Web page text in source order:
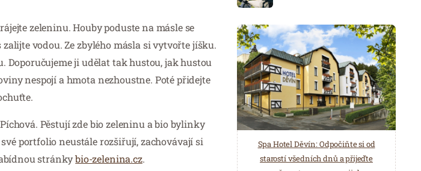
zeleninu. Houby poduste na másle se
vodou. Ze zbylého másla si vytvořte jíšku.
Doporučujeme ji udělat tak hustou, jak hustou
nespojí a hmota nezhoustne. Poté přidejte
Pěstují zde bio zeleninu a bio bylinky
své portfolio neustále rozšiřují, zachovávají si
stránkybio-zelenina.cz.
Spa Hotel Děvín: Odpočiňte si od
starostí všedních dnů a přijeďte
Saunový ráj Holice: Odpočinek a
relaxace v oáze klidu a pohody.